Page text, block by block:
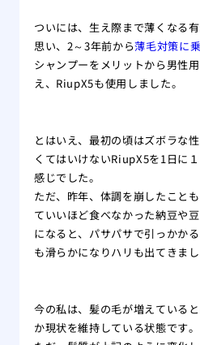
ついには、生え際まで薄くなる
思い、2～3年前から薄毛対策に
シャンプーをメリットから男性
え、RiupX5も使用しました。
とはいえ、最初の頃はズボラな
くてはいけないRiupX5を1日に
感じでした。
ただ、昨年、体調を崩したこと
ていいほど食べなかった納豆や
になると、パサパサで引っかか
も滑らかになりハリも出てきまし
今の私は、髪の毛が増えている
か現状を維持している状態です。